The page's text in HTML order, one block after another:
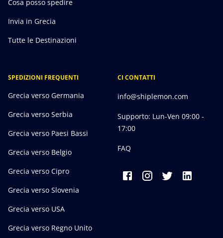
Cosa posso spedire
Invia in Grecia
Tutte le Destinazioni
SPEDIZIONI FREQUENTI
Grecia verso Germania
Grecia verso Serbia
Grecia verso Paesi Bassi
Grecia verso Belgio
Grecia verso Cipro
Grecia verso Slovenia
Grecia verso USA
Grecia verso Regno Unito
CI CONTATTI
info@shiplemon.com
Supporto: Lun-Ven 09:00 -
17:00
FAQ